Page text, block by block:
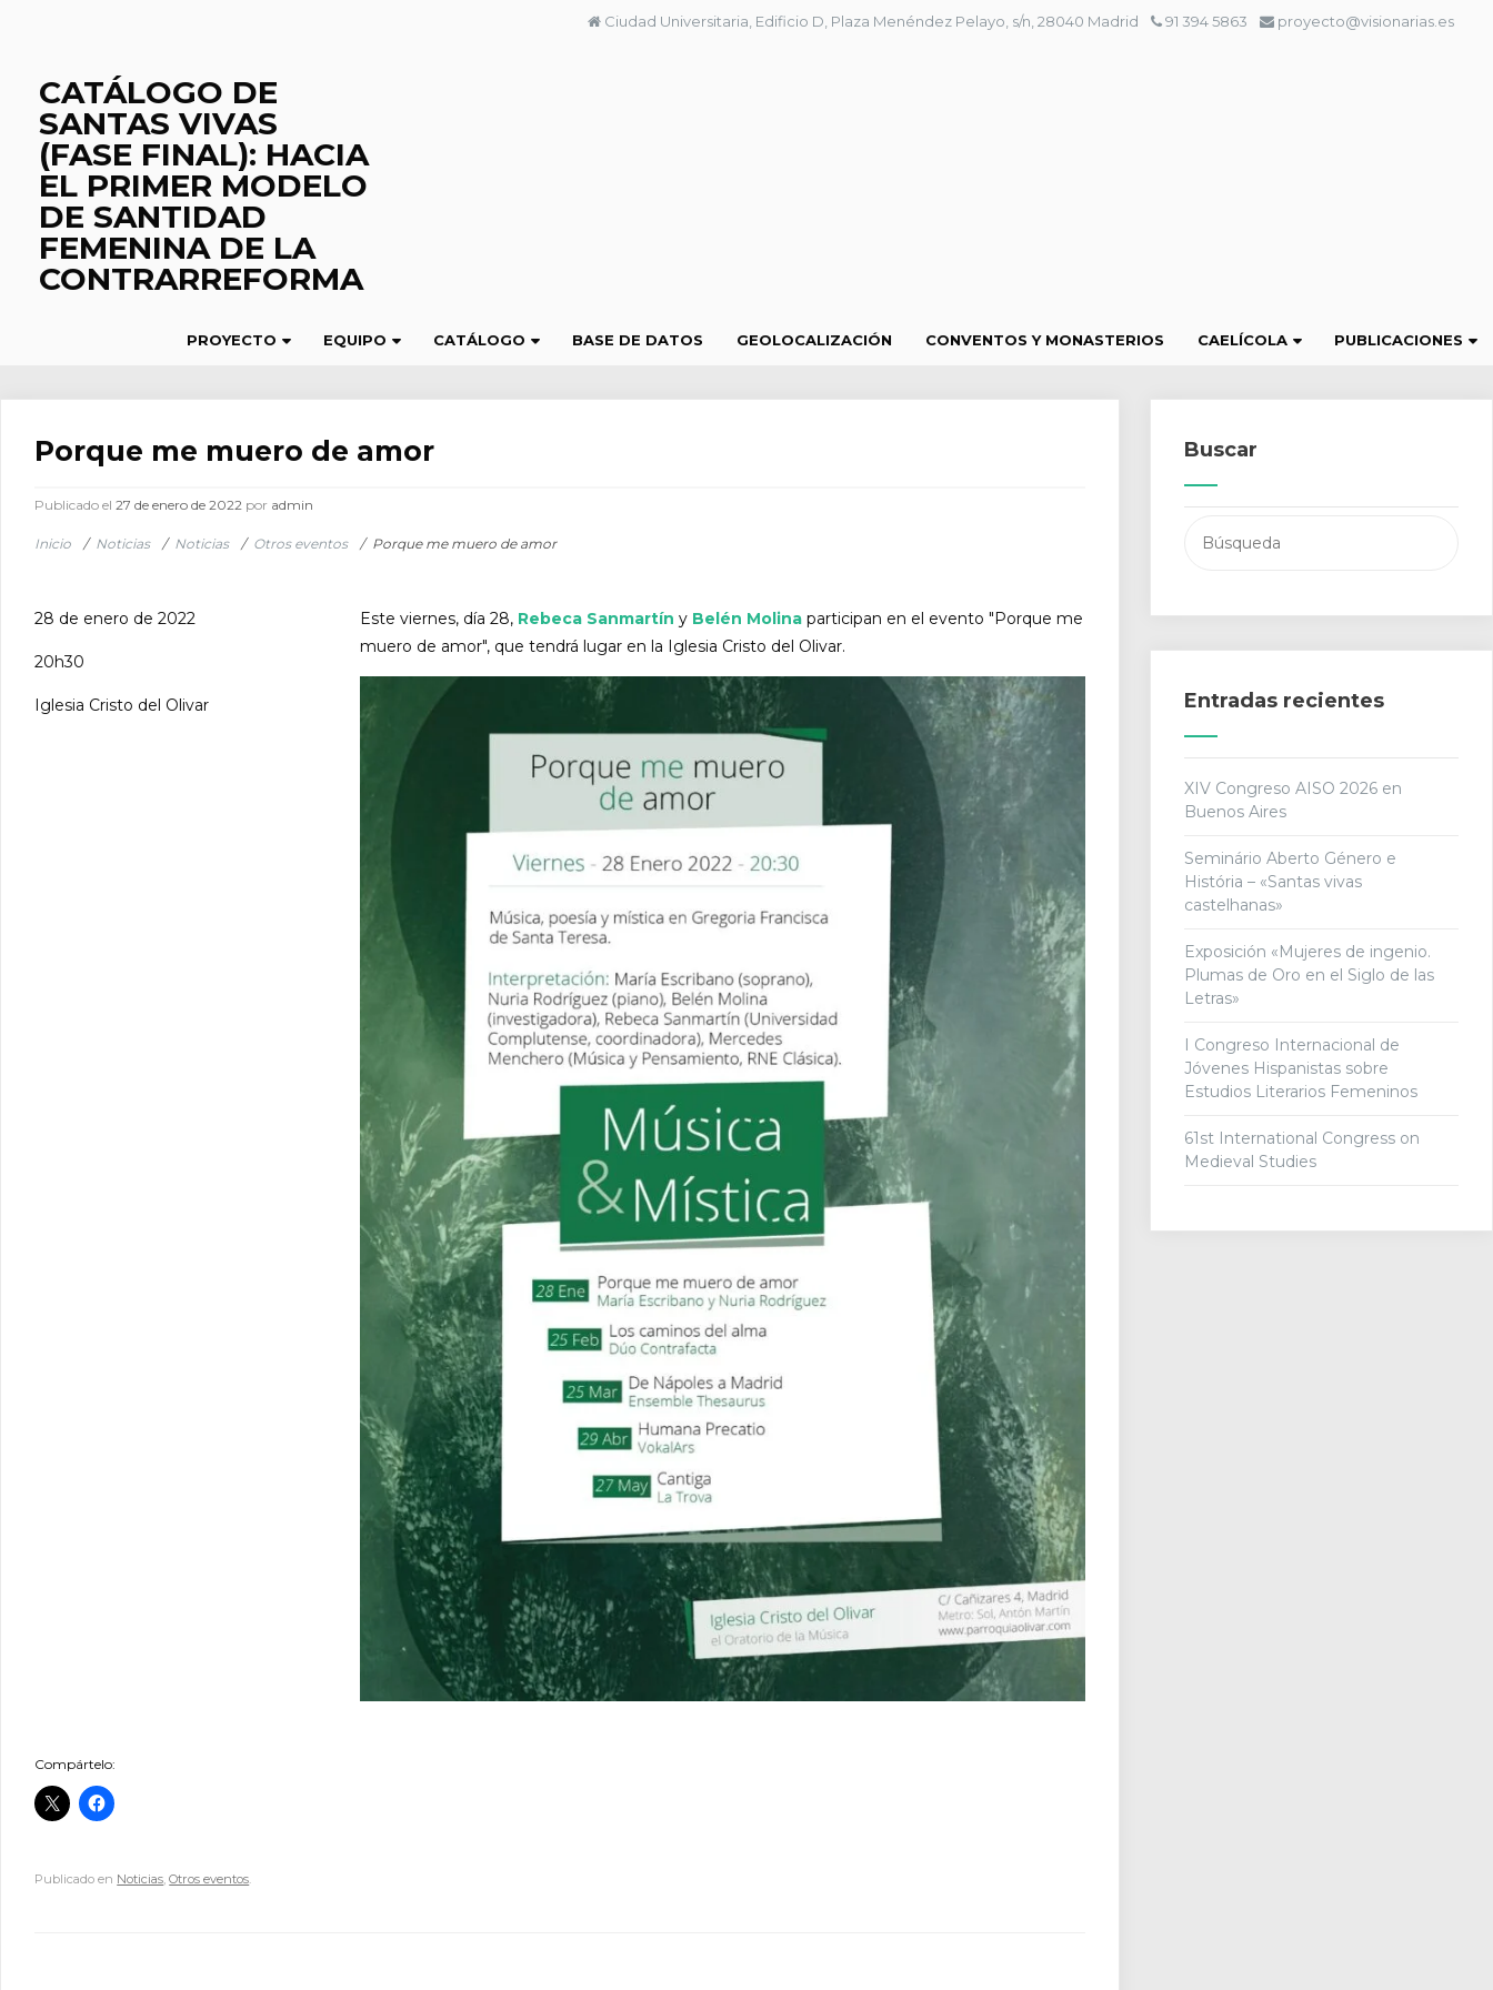
Ciudad Universitaria, Edificio D, Plaza Menéndez Pelayo, s/n, 28040 Madrid 91 394 5863 proyecto@visionarias.es
CATÁLOGO DE
SANTAS VIVAS
(FASE FINAL): HACIA
EL PRIMER MODELO
DE SANTIDAD
FEMENINA DE LA
CONTRARREFORMA
PROYECTO EQUIPO CATÁLOGO BASE DE DATOS GEOLOCALIZACIÓN CONVENTOS Y MONASTERIOS CAELÍCOLA PUBLICACIONES
Porque me muero de amor
Publicado el27 de enero de 2022 por admin
Inicio / Noticias / Noticias / Otros eventos / Porque me muero de amor
28 de enero de 2022
20h30
Iglesia Cristo del Olivar
Este viernes, día 28, Rebeca Sanmartín y Belén Molinaparticipan en el evento "Porque me
muero de amor", que tendrá lugar en la Iglesia Cristo del Olivar.
Compártelo:
Publicado en Noticias,Otros eventos.
Buscar
Entradas recientes
XIV Congreso AISO 2026 en
Buenos Aires
Seminário Aberto Género e
História – «Santas vivas
castelhanas»
Exposición «Mujeres de ingenio.
Plumas de Oro en el Siglo de las
Letras»
I Congreso Internacional de
Jóvenes Hispanistas sobre
Estudios Literarios Femeninos
61st International Congress on
Medieval Studies